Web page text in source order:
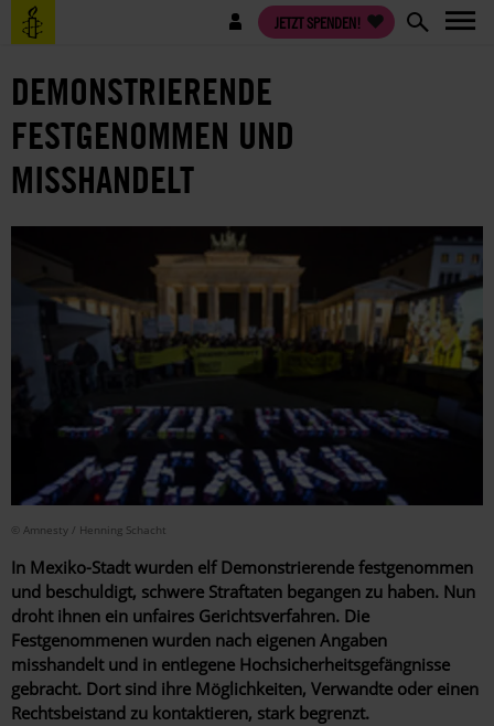
Direkt
zum
Benutzermenü JETZT SPENDEN!
DEMONSTRIERENDE
FESTGENOMMEN UND
MISSHANDELT
© Amnesty / Henning Schacht
In Mexiko-Stadt wurden elf Demonstrierende festgenommen
und beschuldigt, schwere Straftaten begangen zu haben. Nun
droht ihnen ein unfaires Gerichtsverfahren. Die
Festgenommenen wurden nach eigenen Angaben
misshandelt und in entlegene Hochsicherheitsgefängnisse
gebracht. Dort sind ihre Möglichkeiten, Verwandte oder einen
Rechtsbeistand zu kontaktieren, stark begrenzt.